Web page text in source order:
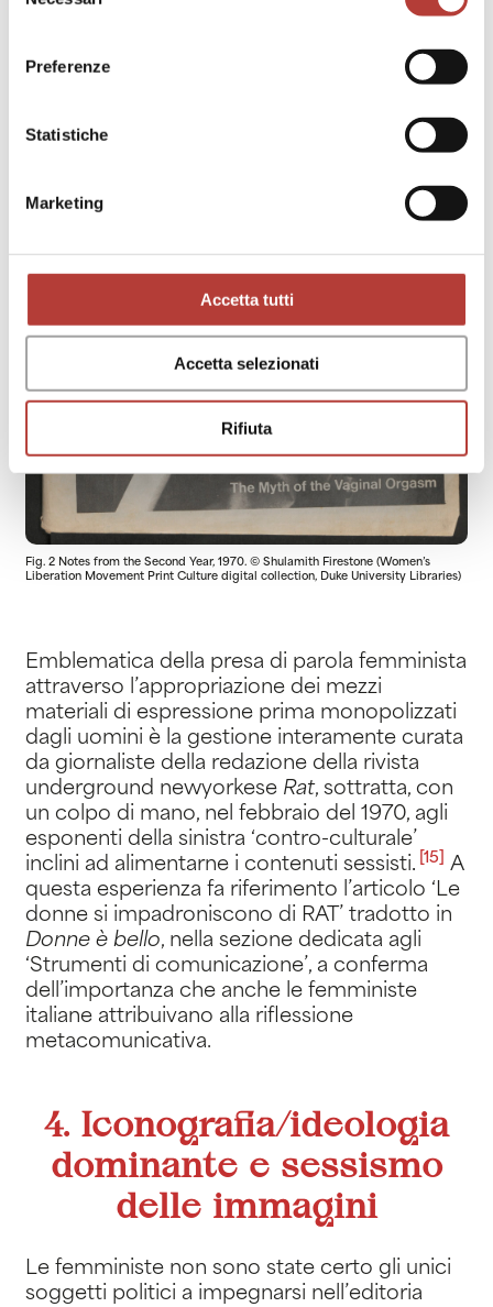
Preferenze
Statistiche
Marketing
Accetta tutti
Accetta selezionati
Rifiuta
Fig. 2 Notes from the Second Year, 1970. © Shulamith Firestone (Women’s
Liberation Movement Print Culture digital collection, Duke University Libraries)
Emblematica della presa di parola femminista
attraverso l’appropriazione dei mezzi
materiali di espressione prima monopolizzati
dagli uomini è la gestione interamente curata
da giornaliste della redazione della rivista
underground newyorkese Rat, sottratta, con
un colpo di mano, nel febbraio del 1970, agli
esponenti della sinistra ‘contro-culturale’
inclini ad alimentarne i contenuti sessisti. [15]
A
questa esperienza fa riferimento l’articolo ‘Le
donne si impadroniscono di RAT’ tradotto in
Donne è bello, nella sezione dedicata agli
‘Strumenti di comunicazione’, a conferma
dell’importanza che anche le femministe
italiane attribuivano alla riflessione
metacomunicativa.
4. Iconografia/ideologia
dominante e sessismo
delle immagini
Le femministe non sono state certo gli unici
soggetti politici a impegnarsi nell’editoria